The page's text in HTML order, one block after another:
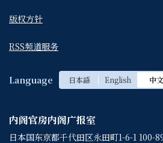
版权方针
RSS频道服务
Language 日本語 English 中文
内阁官房内阁广报室
日本国东京都千代田区永田町1-6-1 100-